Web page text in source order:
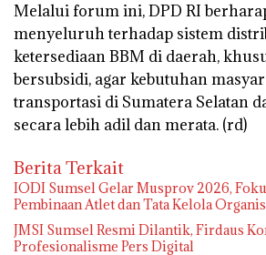
Melalui forum ini, DPD RI
menyeluruh terhadap sistem
ketersediaan BBM di daerah,
bersubsidi, agar kebutuhan
transportasi di Sumatera Selatan
secara lebih adil dan merata. (rd)
Berita Terkait
IODI Sumsel Gelar Musprov 2026,
Pembinaan Atlet dan Tata Kelola
JMSI Sumsel Resmi Dilantik, Firdaus
Profesionalisme Pers Digital